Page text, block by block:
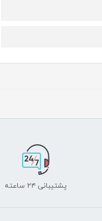
پشتیبانی ۲۴ ساعته